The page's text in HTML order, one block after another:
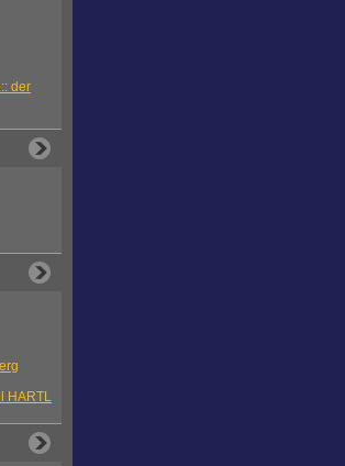
der
HARTL